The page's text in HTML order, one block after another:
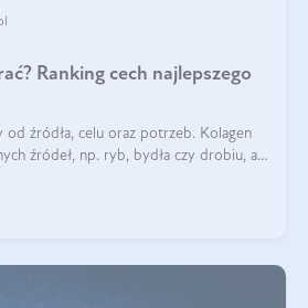
Ranking cech najlepszego
od źródła, celu oraz potrzeb. Kolagen
źródeł, np. ryb, bydła czy drobiu, a